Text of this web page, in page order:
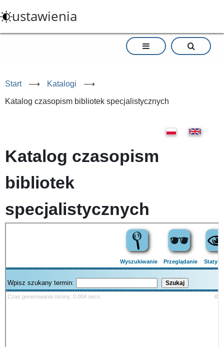
do
treści
ustawienia
Start ⟶ Katalogi ⟶
Katalog czasopism bibliotek specjalistycznych
Katalog czasopism
bibliotek
specjalistycznych